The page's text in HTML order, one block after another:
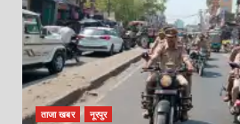
ताजा खबर नूरपुर